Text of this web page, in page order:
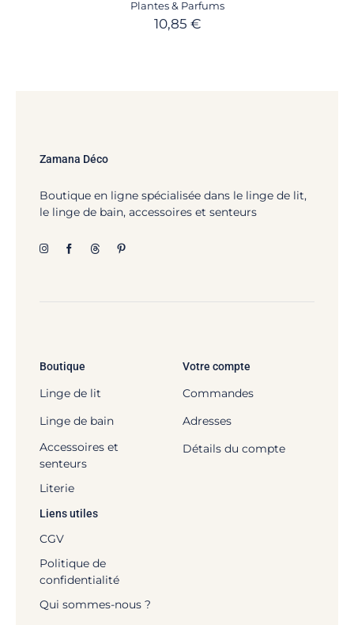
Plantes & Parfums
10,85 €
Zamana Déco
Boutique en ligne spécialisée dans le linge de lit,
le linge de bain, accessoires et senteurs
Boutique
Linge de lit
Linge de bain
Accessoires et
senteurs
Literie
Votre compte
Commandes
Adresses
Détails du compte
Liens utiles
CGV
Politique de
confidentialité
Qui sommes-nous ?